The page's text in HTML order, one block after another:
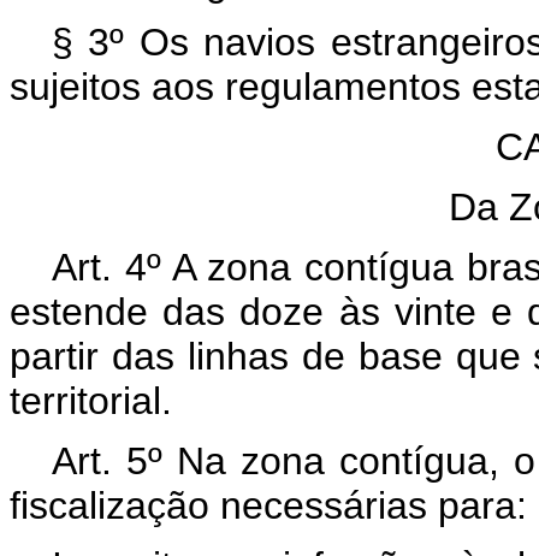
§ 3º Os navios
sujeitos aos regulamentos
Da
Art. 4º A zona contígua
estende das doze às vinte e
partir das linhas de base
territorial.
Art. 5º Na zona contígua,
fiscalização necessárias para: